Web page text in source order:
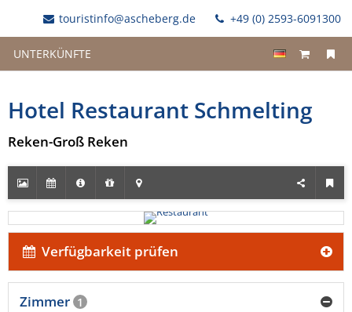
touristinfo@ascheberg.de +49 (0) 2593-6091300
UNTERKÜNFTE
Hotel Restaurant Schmelting
Reken-Groß Reken
Verfügbarkeit prüfen
Zimmer 1